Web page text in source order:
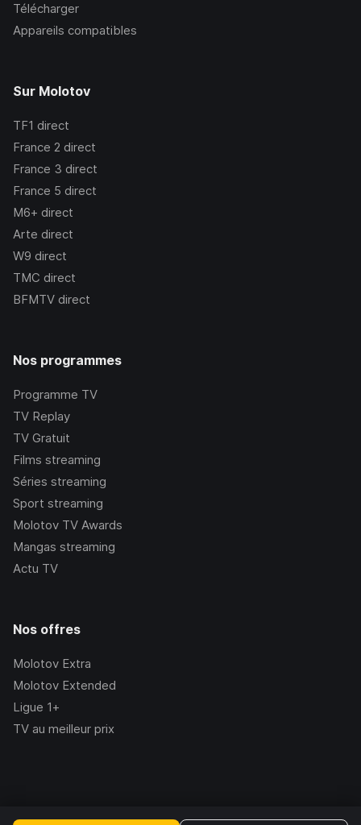
Télécharger
Appareils compatibles
Sur Molotov
TF1 direct
France 2 direct
France 3 direct
France 5 direct
M6+ direct
Arte direct
W9 direct
TMC direct
BFMTV direct
Nos programmes
Programme TV
TV Replay
TV Gratuit
Films streaming
Séries streaming
Sport streaming
Molotov TV Awards
Mangas streaming
Actu TV
Nos offres
Molotov Extra
Molotov Extended
Ligue 1+
TV au meilleur prix